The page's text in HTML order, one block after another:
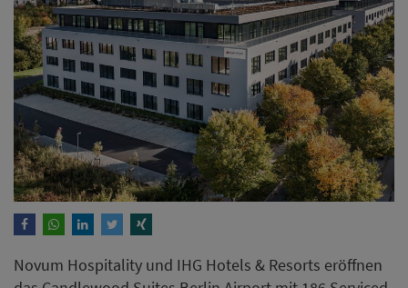
Novum Hospitality und IHG Hotels & Resorts eröffnen
das Candlewood Suites Berlin Airport mit 186 Serviced
Apartments. Das Haus am BER ist nach Angaben der
Beteiligten der erste Candlewood-Suites-Neubau in
Europa und bildet mit dem Holiday Inn – the niu Pax
einen Dual-Brand-Standort.
Weiterlesen
Airbnb meldet starkes
Wachstum im Hotelgeschäft